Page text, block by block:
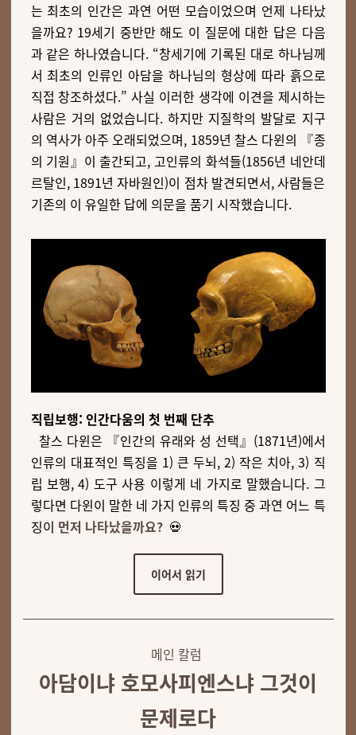
는 최초의 인간은 과연 어떤 모습이었으며 언제 나타났
을까요? 19세기 중반만 해도 이 질문에 대한 답은 다음
과 같은 하나였습니다. “창세기에 기록된 대로 하나님께
서 최초의 인류인 아담을 하나님의 형상에 따라 흙으로
직접 창조하셨다.” 사실 이러한 생각에 이견을 제시하는
사람은 거의 없었습니다. 하지만 지질학의 발달로 지구
의 역사가 아주 오래되었으며, 1859년 찰스 다윈의 『종
의 기원』이 출간되고, 고인류의 화석들(1856년 네안데
르탈인, 1891년 자바원인)이 점차 발견되면서, 사람들은
기존의 이 유일한 답에 의문을 품기 시작했습니다.
직립보행: 인간다움의 첫 번째 단추
찰스 다윈은 『인간의 유래와 성 선택』(1871년)에서
인류의 대표적인 특징을 1) 큰 두뇌, 2) 작은 치아, 3) 직
립 보행, 4) 도구 사용 이렇게 네 가지로 말했습니다. 그
렇다면 다윈이 말한 네 가지 인류의 특징 중 과연 어느 특
징이 먼저 나타났을까요?💀
이어서 읽기
메인 칼럼
아담이냐 호모사피엔스냐 그것이
문제로다